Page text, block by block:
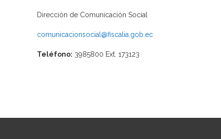
Dirección de Comunicación Social
comunicacionsocial@fiscalia.gob.ec
Teléfono: 3985800 Ext. 173123